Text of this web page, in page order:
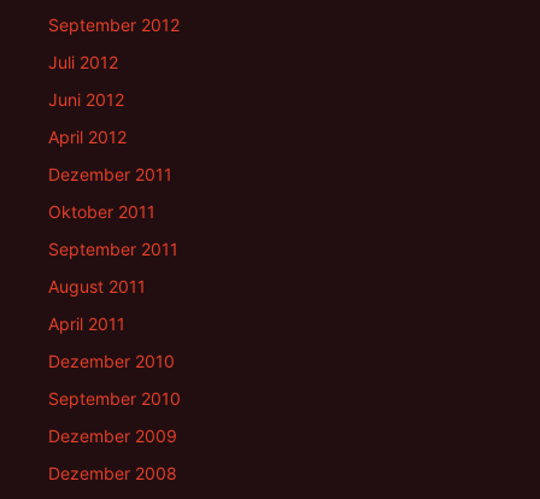
September 2012
Juli 2012
Juni 2012
April 2012
Dezember 2011
Oktober 2011
September 2011
August 2011
April 2011
Dezember 2010
September 2010
Dezember 2009
Dezember 2008